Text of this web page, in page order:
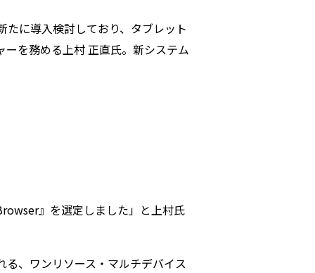
に導入検討しており、タブレット
を務める上村 正直氏。新システム
』を選定しました」と上村氏
、ワンリソース・マルチデバイス